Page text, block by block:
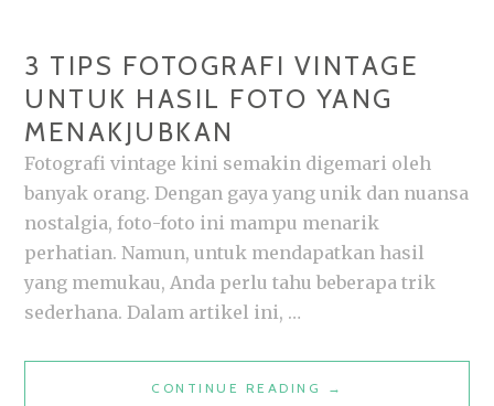
3 TIPS FOTOGRAFI VINTAGE
UNTUK HASIL FOTO YANG
MENAKJUBKAN
Fotografi vintage kini semakin digemari oleh
banyak orang. Dengan gaya yang unik dan nuansa
nostalgia, foto-foto ini mampu menarik
perhatian. Namun, untuk mendapatkan hasil
yang memukau, Anda perlu tahu beberapa trik
sederhana. Dalam artikel ini, …
CONTINUE READING →